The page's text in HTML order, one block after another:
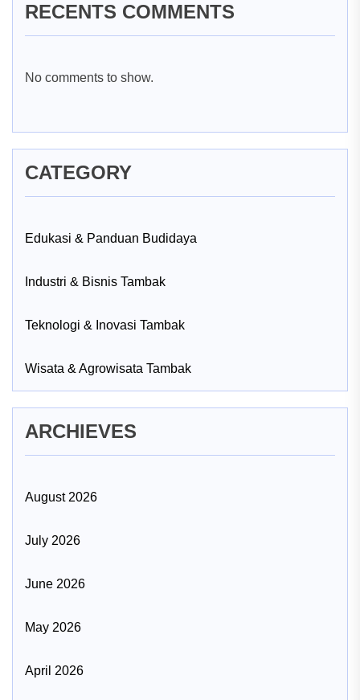
RECENTS COMMENTS
No comments to show.
CATEGORY
Edukasi & Panduan Budidaya
Industri & Bisnis Tambak
Teknologi & Inovasi Tambak
Wisata & Agrowisata Tambak
ARCHIEVES
August 2026
July 2026
June 2026
May 2026
April 2026